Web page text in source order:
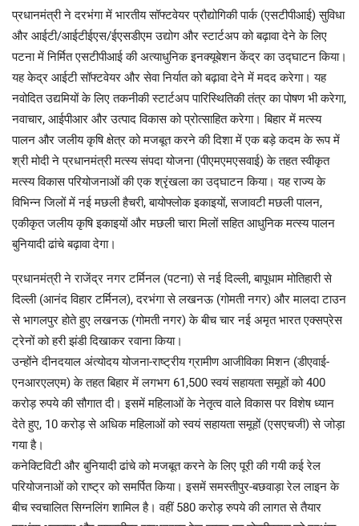
प्रधानमंत्री ने दरभंगा में भारतीय सॉफ्टवेयर प्रौद्योगिकी पार्क (एसटीपीआई) सुविधा
और आईटी/आईटीईएस/ईएसडीएम उद्योग और स्टार्टअप को बढ़ावा देने के लिए
पटना में निर्मित एसटीपीआई की अत्याधुनिक इनक्यूबेशन केंद्र का उद्घाटन किया।
यह केद्र आईटी सॉफ्टवेयर और सेवा निर्यात को बढ़ावा देने में मदद करेगा। यह
नवोदित उद्यमियों के लिए तकनीकी स्टार्टअप पारिस्थितिकी तंत्र का पोषण भी करेगा,
नवाचार, आईपीआर और उत्पाद विकास को प्रोत्साहित करेगा। बिहार में मत्स्य
पालन और जलीय कृषि क्षेत्र को मजबूत करने की दिशा में एक बड़े कदम के रूप में
श्री मोदी ने प्रधानमंत्री मत्स्य संपदा योजना (पीएमएमएसवाई) के तहत स्वीकृत
मत्स्य विकास परियोजनाओं की एक श्रृंखला का उद्घाटन किया। यह राज्य के
विभिन्न जिलों में नई मछली हैचरी, बायोफ्लोक इकाइयों, सजावटी मछली पालन,
एकीकृत जलीय कृषि इकाइयों और मछली चारा मिलों सहित आधुनिक मत्स्य पालन
बुनियादी ढांचे बढ़ावा देगा।
प्रधानमंत्री ने राजेंद्र नगर टर्मिनल (पटना) से नई दिल्ली, बापूधाम मोतिहारी से
दिल्ली (आनंद विहार टर्मिनल), दरभंगा से लखनऊ (गोमती नगर) और मालदा टाउन
से भागलपुर होते हुए लखनऊ (गोमती नगर) के बीच चार नई अमृत भारत एक्सप्रेस
ट्रेनों को हरी झंडी दिखाकर रवाना किया।
उन्होंने दीनदयाल अंत्योदय योजना-राष्ट्रीय ग्रामीण आजीविका मिशन (डीएवाई-
एनआरएलएम) के तहत बिहार में लगभग 61,500 स्वयं सहायता समूहों को 400
करोड़ रुपये की सौगात दी। इसमें महिलाओं के नेतृत्व वाले विकास पर विशेष ध्यान
देते हुए, 10 करोड़ से अधिक महिलाओं को स्वयं सहायता समूहों (एसएचजी) से जोड़ा
गया है।
कनेक्टिविटी और बुनियादी ढांचे को मजबूत करने के लिए पूरी की गयी कई रेल
परियोजनाओं को राष्ट्र को समर्पित किया। इसमें समस्तीपुर-बछवाड़ा रेल लाइन के
बीच स्वचालित सिग्नलिंग शामिल है। वहीं 580 करोड़ रुपये की लागत से तैयार